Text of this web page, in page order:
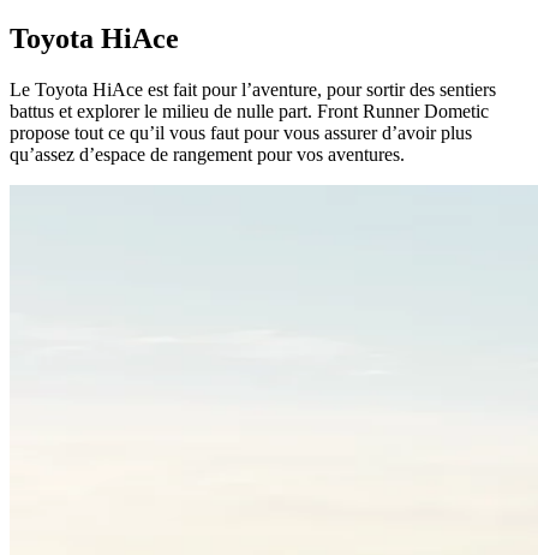
Toyota HiAce
Le Toyota HiAce est fait pour l’aventure, pour sortir des sentiers
battus et explorer le milieu de nulle part. Front Runner Dometic
propose tout ce qu’il vous faut pour vous assurer d’avoir plus
qu’assez d’espace de rangement pour vos aventures.